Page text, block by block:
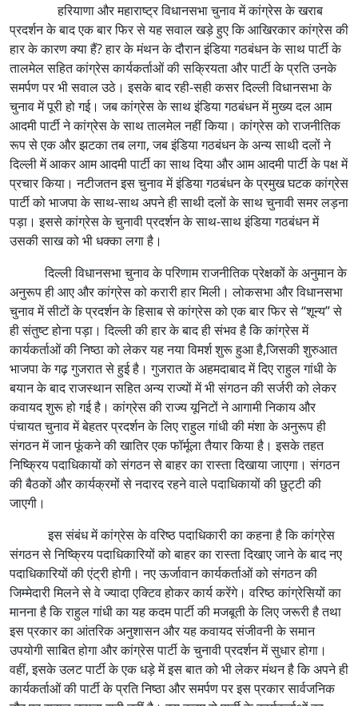
हरियाणा और महाराष्ट्र विधानसभा चुनाव में कांग्रेस के खराब
प्रदर्शन के बाद एक बार फिर से यह सवाल खड़े हुए कि आखिरकार कांग्रेस की
हार के कारण क्या हैं? हार के मंथन के दौरान इंडिया गठबंधन के साथ पार्टी के
तालमेल सहित कांग्रेस कार्यकर्ताओं की सक्रियता और पार्टी के प्रति उनके
समर्पण पर भी सवाल उठे। इसके बाद रही-सही कसर दिल्ली विधानसभा के
चुनाव में पूरी हो गई। जब कांग्रेस के साथ इंडिया गठबंधन में मुख्य दल आम
आदमी पार्टी ने कांग्रेस के साथ तालमेल नहीं किया। कांग्रेस को राजनीतिक
रूप से एक और झटका तब लगा, जब इंडिया गठबंधन के अन्य साथी दलों ने
दिल्ली में आकर आम आदमी पार्टी का साथ दिया और आम आदमी पार्टी के पक्ष में
प्रचार किया। नटीजतन इस चुनाव में इंडिया गठबंधन के प्रमुख घटक कांग्रेस
पार्टी को भाजपा के साथ-साथ अपने ही साथी दलों के साथ चुनावी समर लड़ना
पड़ा। इससे कांग्रेस के चुनावी प्रदर्शन के साथ-साथ इंडिया गठबंधन में
उसकी साख को भी धक्का लगा है।
दिल्ली विधानसभा चुनाव के परिणाम राजनीतिक प्रेक्षकों के अनुमान के
अनुरूप ही आए और कांग्रेस को करारी हार मिली। लोकसभा और विधानसभा
चुनाव में सीटों के प्रदर्शन के हिसाब से कांग्रेस को एक बार फिर से “शून्य” से
ही संतुष्ट होना पड़ा। दिल्ली की हार के बाद ही संभव है कि कांग्रेस में
कार्यकर्ताओं की निष्ठा को लेकर यह नया विमर्श शुरू हुआ है,जिसकी शुरुआत
भाजपा के गढ़ गुजरात से हुई है। गुजरात के अहमदाबाद में दिए राहुल गांधी के
बयान के बाद राजस्थान सहित अन्य राज्यों में भी संगठन की सर्जरी को लेकर
कवायद शुरू हो गई है। कांग्रेस की राज्य यूनिटों ने आगामी निकाय और
पंचायत चुनाव में बेहतर प्रदर्शन के लिए राहुल गांधी की मंशा के अनुरूप ही
संगठन में जान फूंकने की खातिर एक फॉर्मूला तैयार किया है। इसके तहत
निष्क्रिय पदाधिकायों को संगठन से बाहर का रास्ता दिखाया जाएगा। संगठन
की बैठकों और कार्यक्रमों से नदारद रहने वाले पदाधिकायों की छुट्टी की
जाएगी।
इस संबंध में कांग्रेस के वरिष्ठ पदाधिकारी का कहना है कि कांग्रेस
संगठन से निष्क्रिय पदाधिकारियों को बाहर का रास्ता दिखाए जाने के बाद नए
पदाधिकारियों की एंट्री होगी। नए ऊर्जावान कार्यकर्ताओं को संगठन की
जिम्मेदारी मिलने से वे ज्यादा एक्टिव होकर कार्य करेंगे। वरिष्ठ कांग्रेसियों का
मानना है कि राहुल गांधी का यह कदम पार्टी की मजबूती के लिए जरूरी है तथा
इस प्रकार का आंतरिक अनुशासन और यह कवायद संजीवनी के समान
उपयोगी साबित होगा और कांग्रेस पार्टी के चुनावी प्रदर्शन में सुधार होगा।
वहीं, इसके उलट पार्टी के एक धड़े में इस बात को भी लेकर मंथन है कि अपने ही
कार्यकर्ताओं की पार्टी के प्रति निष्ठा और समर्पण पर इस प्रकार सार्वजनिक